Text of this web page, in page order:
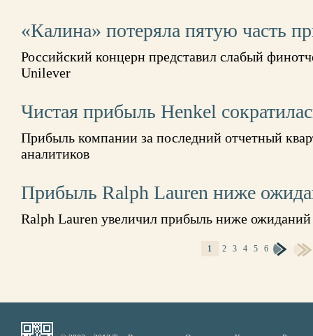
«Калина» потеряла пятую часть
Российский концерн представил слабый
Unilever
Чистая прибыль Henkel
Прибыль компании за последний отчетный
аналитиков
Прибыль Ralph Lauren ниже
Ralph Lauren увеличил прибыль ниже
1 2 3 4 5 6